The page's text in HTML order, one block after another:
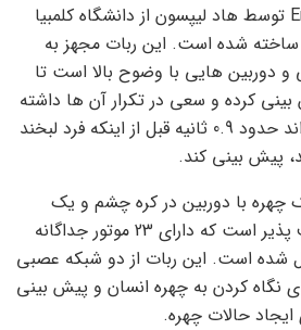
ربات هوش مصنوعی Emo توسط هاد لیپسون از دانشگاه کلمبیا
ساخته شده است. این ربات مجهز به
هایی با وضوح بالا است تا
بینی کرده و سعی در تکرار آن ها داشته
باشد. این فناوری می تواند حدود 0.9 ثانیه قبل از اینکه فرد لبخند
پیش بینی کند.
چهره با دوربین در کره چشم و یک
پوست پلاستیکی انعطاف پذیر است که دارای 23 موتور جداگانه
شده است. این ربات از دو شبکه عصبی
نگاه کردن به چهره انسان و پیش بینی
ایجاد حالات چهره.